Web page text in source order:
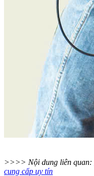
>>>> Nội dung liên quan:
cung cấp uy tín